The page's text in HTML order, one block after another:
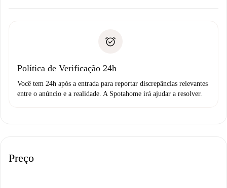
Débito direto bancário
não comunicar nenhum problema.
Política de Verificação 24h
Você tem 24h após a entrada para reportar discrepâncias relevantes
entre o anúncio e a realidade. A Spotahome irá ajudar a resolver.
Preço